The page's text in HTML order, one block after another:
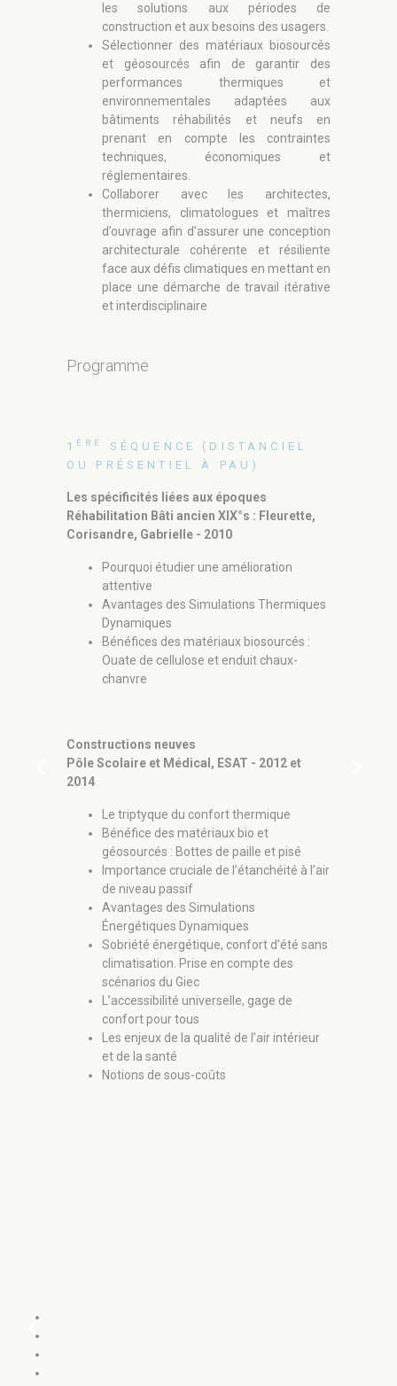
les solutions aux périodes de
construction et aux besoins des usagers.
Sélectionner des matériaux biosourcés
et géosourcés afin de garantir des
performances thermiques et
environnementales adaptées aux
bâtiments réhabilités et neufs en
prenant en compte les contraintes
techniques, économiques et
réglementaires.
Collaborer avec les architectes,
thermiciens, climatologues et maîtres
d’ouvrage afin d’assurer une conception
architecturale cohérente et résiliente
face aux défis climatiques en mettant en
place une démarche de travail itérative
et interdisciplinaire
Programme
1 ÈRE
SÉQUENCE (DISTANCIEL
OU PRÉSENTIEL À PAU )
Les spécificités liées aux époques
Réhabilitation Bâti ancien XIX°s : Fleurette,
Corisandre, Gabrielle - 2010
Pourquoi étudier une amélioration
attentive
Avantages des Simulations Thermiques
Dynamiques
Bénéfices des matériaux biosourcés :
Ouate de cellulose et enduit chaux-
chanvre
Constructions neuves
Pôle Scolaire et Médical, ESAT - 2012 et
2014
Le triptyque du confort thermique
Bénéfice des matériaux bio et
géosourcés : Bottes de paille et pisé
Importance cruciale de l’étanchéité à l’air
de niveau passif
Avantages des Simulations
Énergétiques Dynamiques
Sobriété énergétique, confort d’été sans
climatisation. Prise en compte des
scénarios du Giec
L’accessibilité universelle, gage de
confort pour tous
Les enjeux de la qualité de l’air intérieur
et de la santé
Notions de sous-coûts
chevron_left